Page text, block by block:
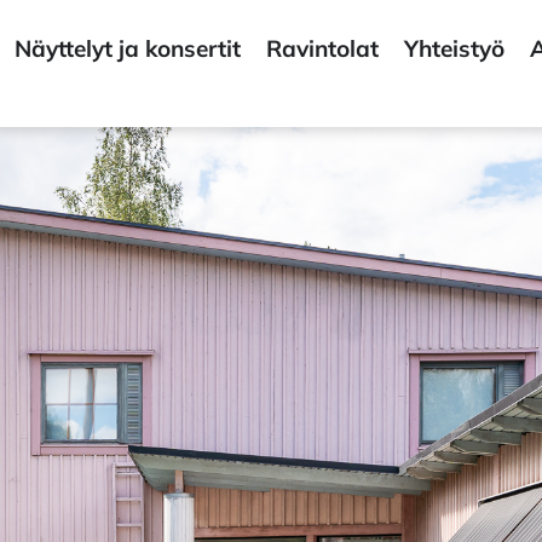
Näyttelyt ja konsertit Ravintolat Yhteistyö